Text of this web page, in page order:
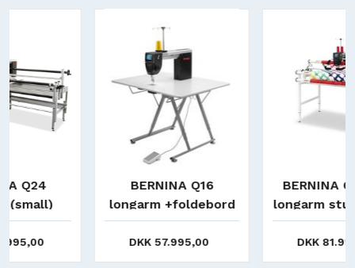
BERNINA Q16
longarm +foldebord
DKK 57.995,00
BERNINA Q16 Plus
longarm studioframe
(1,20 m)
DKK 81.995,00